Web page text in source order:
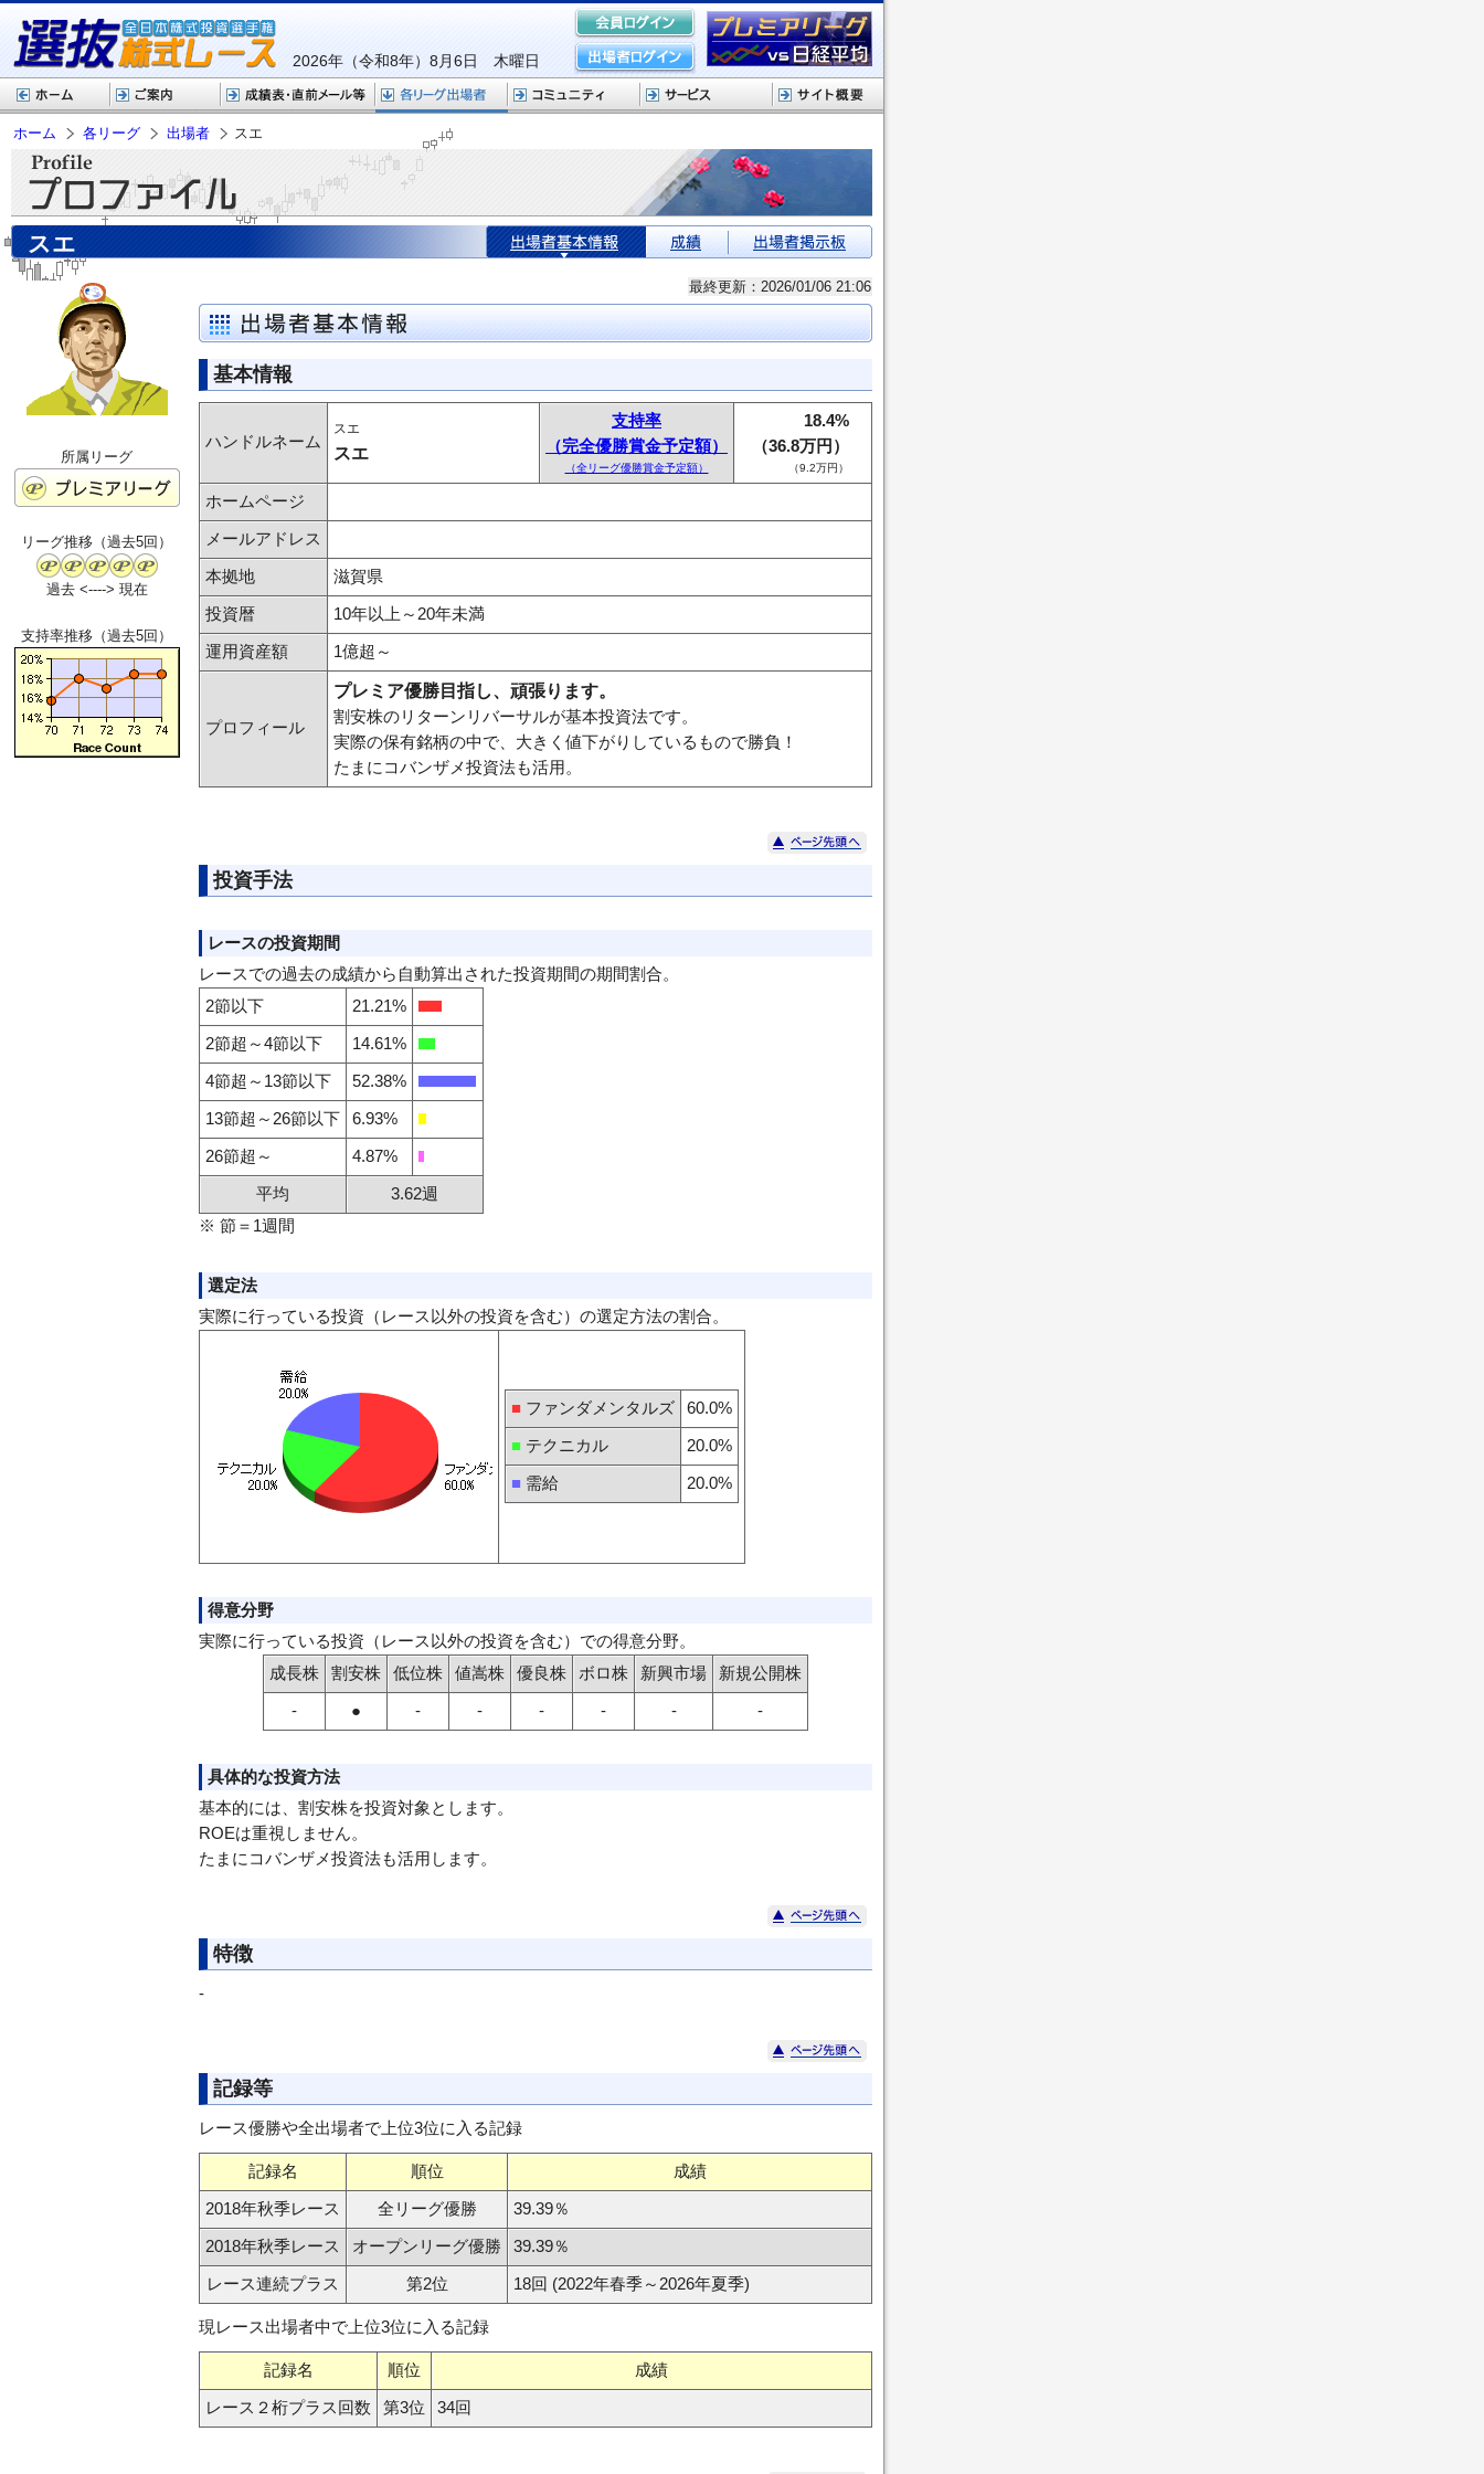
2026年（令和8年）8月6日 木曜日
ホーム 各リーグ 出場者 スエ
スエ
所属リーグ
リーグ推移（過去5回）
過去 <----> 現在
支持率推移（過去5回）
最終更新：2026/01/06 21:06
基本情報
ハンドルネーム
スエ
スエ
支持率
（完全優勝賞金予定額）
（全リーグ優勝賞金予定額）
18.4%
（36.8万円）
（9.2万円）
ホームページ
メールアドレス
本拠地 滋賀県
投資暦 10年以上～20年未満
運用資産額 1億超～
プロフィール
プレミア優勝目指し、頑張ります。
割安株のリターンリバーサルが基本投資法です。
実際の保有銘柄の中で、大きく値下がりしているもので勝負！
たまにコバンザメ投資法も活用。
投資手法
レースの投資期間
レースでの過去の成績から自動算出された投資期間の期間割合。
2節以下
21.21%
2節超～4節以下 14.61%
4節超～13節以下 52.38%
13節超～26節以下 6.93%
26節超～ 4.87%
平均
3.62週
※ 節＝1週間
選定法
実際に行っている投資（レース以外の投資を含む）の選定方法の割合。
■ ファンダメンタルズ 60.0%
■ テクニカル 20.0%
■ 需給 20.0%
得意分野
実際に行っている投資（レース以外の投資を含む）での得意分野。
成長株
割安株 低位株 値嵩株 優良株 ボロ株 新興市場 新規公開株
- ● - - - - - -
具体的な投資方法
基本的には、割安株を投資対象とします。
ROEは重視しません。
たまにコバンザメ投資法も活用します。
特徴
-
記録等
レース優勝や全出場者で上位3位に入る記録
記録名 順位 成績
2018年秋季レース 全リーグ優勝 39.39％
2018年秋季レース オープンリーグ優勝 39.39％
レース連続プラス 第2位 18回 (2022年春季～2026年夏季)
現レース出場者中で上位3位に入る記録
記録名 順位 成績
レース２桁プラス回数 第3位 34回